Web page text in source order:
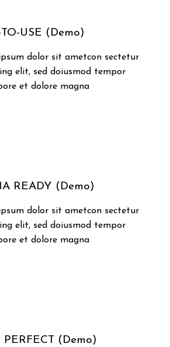
TO-USE (Demo)
dolor sit ametcon sectetur
elit, sed doiusmod tempor
et dolore magna
READY (Demo)
dolor sit ametcon sectetur
elit, sed doiusmod tempor
et dolore magna
PERFECT (Demo)